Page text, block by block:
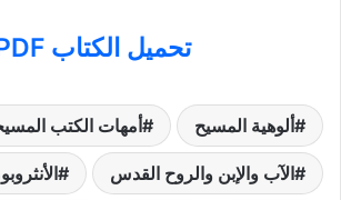
تحميل الكتاب PDF
ألوهية المسيح أمهات الكتب
الآب والإبن والروح القدس